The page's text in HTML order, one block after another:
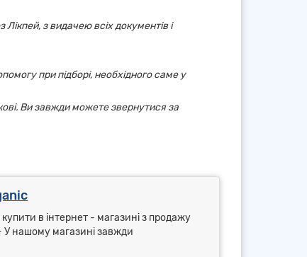
з видачею всіх документів і
при підборі, необхідного саме у
Ви завжди можете звернутися за
в інтернет - магазині з продажу
У нашому магазині завжди